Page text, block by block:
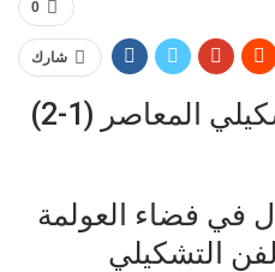
0
شارك
المعاصر (1-2)
في فضاء العولمة
التشكيلي